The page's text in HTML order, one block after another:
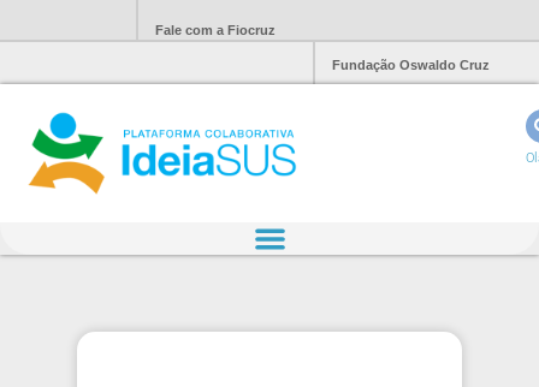
Fale com a Fiocruz
Fundação Oswaldo Cruz